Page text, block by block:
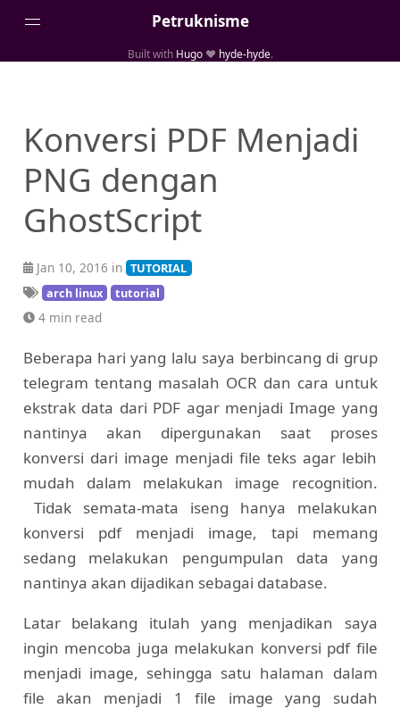
Petruknisme
Portfolio
Tentang
Built with Hugo❤️ hyde-hyde.
Konversi PDF Menjadi
PNG dengan
GhostScript
Jan 10, 2016 in TUTORIAL
arch linux
tutorial
4 min read
Beberapa hari yang lalu saya berbincang di grup
telegram tentang masalah OCR dan cara untuk
ekstrak data dari PDF agar menjadi Image yang
nantinya akan dipergunakan saat proses
konversi dari image menjadi file teks agar lebih
mudah dalam melakukan image recognition.
Tidak semata-mata iseng hanya melakukan
konversi pdf menjadi image, tapi memang
sedang melakukan pengumpulan data yang
nantinya akan dijadikan sebagai database.
Latar belakang itulah yang menjadikan saya
ingin mencoba juga melakukan konversi pdf file
menjadi image, sehingga satu halaman dalam
file akan menjadi 1 file image yang sudah